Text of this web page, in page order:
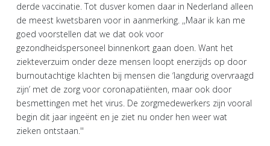
derde vaccinatie. Tot dusver komen daar in Nederland alleen
de meest kwetsbaren voor in aanmerking. ,,Maar ik kan me
goed voorstellen dat we dat ook voor
gezondheidspersoneel binnenkort gaan doen. Want het
ziekteverzuim onder deze mensen loopt enerzijds op door
burnoutachtige klachten bij mensen die ‘langdurig overvraagd
zijn’ met de zorg voor coronapatiënten, maar ook door
besmettingen met het virus. De zorgmedewerkers zijn vooral
begin dit jaar ingeënt en je ziet nu onder hen weer wat
zieken ontstaan.''